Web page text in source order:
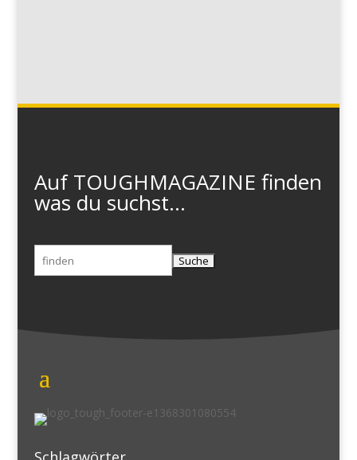
Auf TOUGHMAGAZINE finden
was du suchst...
Suchen
nach: